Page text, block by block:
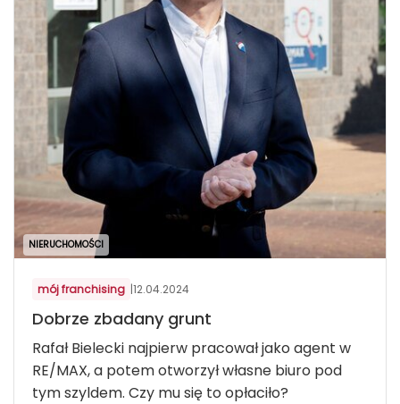
NIERUCHOMOŚCI
mój franchising |12.04.2024
Dobrze zbadany grunt
Rafał Bielecki najpierw pracował jako agent w
RE/MAX, a potem otworzył własne biuro pod
tym szyldem. Czy mu się to opłaciło?